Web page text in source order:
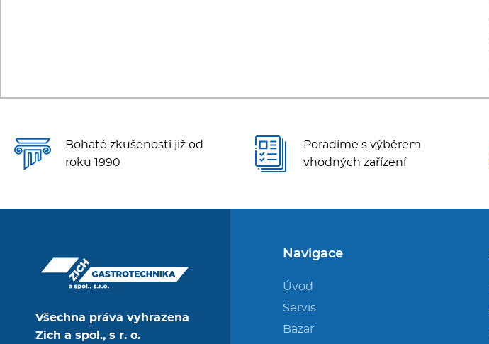
Bohaté zkušenosti již od
roku 1990
Poradíme s výběrem
vhodných zařízení
Všechna práva vyhrazena
Zich a spol., s r. o.
Navigace
Úvod
Servis
Bazar